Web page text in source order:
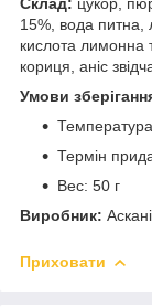
15%, вода питна,
кислота лимонна
кориця, аніс
Умови
Термін
Вес: 50 г
Виробник:
Приховати